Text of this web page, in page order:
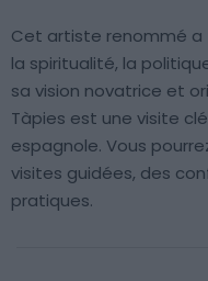
Cet artiste renommé a
la spiritualité, la
sa vision novatrice et
Tàpies est une visite
espagnole. Vous
visites guidées, des
pratiques.